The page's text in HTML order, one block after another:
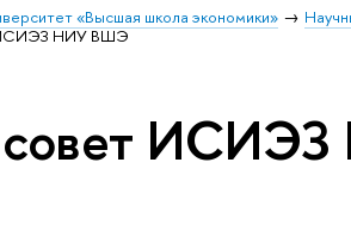
«Высшая школа экономики»
ИСИЭЗ НИУ ВШЭ
совет